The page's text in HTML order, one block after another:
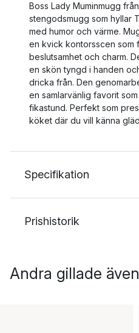
Boss Lady Muminmugg
stengodsmugg som hyllar
med humor och värme.
en kvick kontorsscen som
beslutsamhet och charm.
en skön tyngd i handen
dricka från. Den
en samlarvänlig favorit
fikastund. Perfekt som
köket där du vill känna
Specifikation
Prishistorik
Andra gillade även